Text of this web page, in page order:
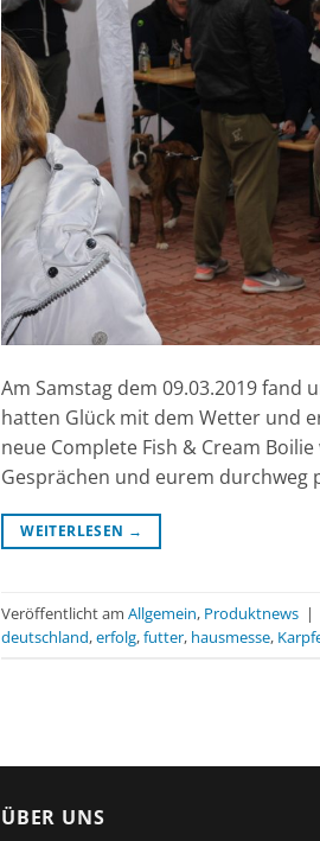
Am Samstag dem 09.03.2019
hatten Glück mit dem Wetter und
neue Complete Fish & Cream
Gesprächen und eurem durchweg
WEITERLESEN →
Veröffentlicht am Allgemein, Produktnews |
deutschland,erfolg,futter, hausmesse,
ÜBER UNS